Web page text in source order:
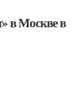
в Москве в